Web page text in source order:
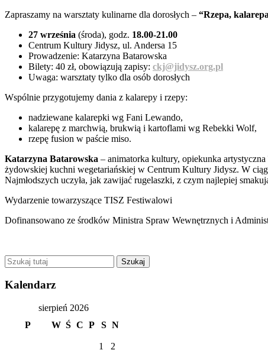
Zapraszamy na warsztaty kulinarne dla dorosłych – “Rzepa,
27 września (środa), godz. 18.00-21.00
Centrum Kultury Jidysz, ul. Andersa 15
Prowadzenie: Katarzyna Batarowska
Bilety: 40 zł, obowiązują zapisy: ckj@jidysz.org.pl
Uwaga: warsztaty tylko dla osób dorosłych
Wspólnie przygotujemy dania z kalarepy i rzepy:
nadziewane kalarepki wg Fani Lewando,
kalarepę z marchwią, brukwią i kartoflami wg Rebekki Wolf,
rzepę fusion w paście miso.
Katarzyna Batarowska – animatorka kultury, opiekunka
żydowskiej kuchni wegetariańskiej w Centrum Kultury Jidysz. W
Najmłodszych uczyła, jak zawijać rugelaszki, z czym najlepiej
Wydarzenie towarzyszące TISZ Festiwalowi
Dofinansowano ze środków Ministra Spraw Wewnętrznych i
Kalendarz
sierpień 2026
P
W Ś C P S N
1 2